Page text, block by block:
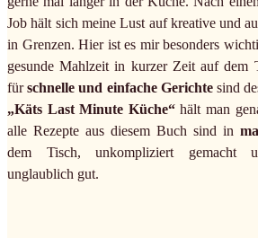
Job hält sich meine Lust auf kreative und
in Grenzen. Hier ist es mir besonders
gesunde Mahlzeit in kurzer Zeit auf dem
fürschnelle und einfache Gerichtesind
„Käts Last Minute Küche“hält man
alle Rezepte aus diesem Buch sind in
dem Tisch, unkompliziert gemacht
unglaublich gut.